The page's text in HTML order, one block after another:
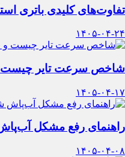
تفاوت‌های کلیدی باتری
۱۴۰۵-۰۴-۲۴
شاخص سرعت تایر چیست و
۱۴۰۵-۰۴-۱۷
راهنمای رفع مشکل
۱۴۰۵-۰۴-۰۸